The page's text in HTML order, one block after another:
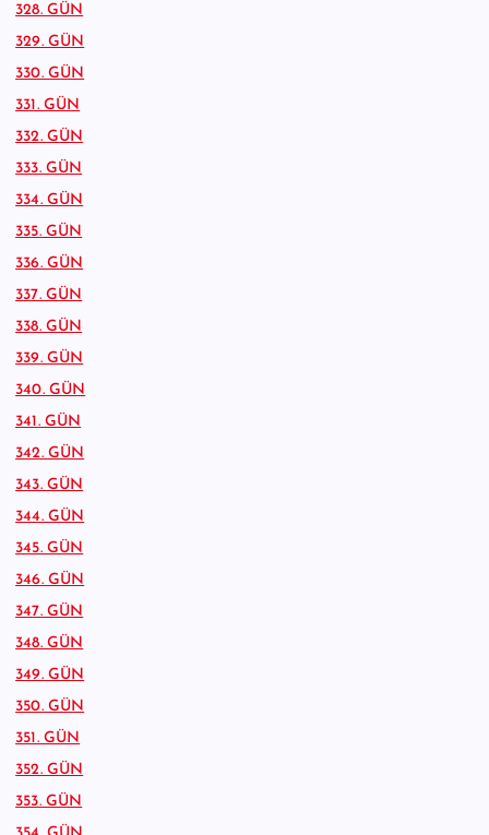
328. GÜN
329. GÜN
330. GÜN
331. GÜN
332. GÜN
333. GÜN
334. GÜN
335. GÜN
336. GÜN
337. GÜN
338. GÜN
339. GÜN
340. GÜN
341. GÜN
342. GÜN
343. GÜN
344. GÜN
345. GÜN
346. GÜN
347. GÜN
348. GÜN
349. GÜN
350. GÜN
351. GÜN
352. GÜN
353. GÜN